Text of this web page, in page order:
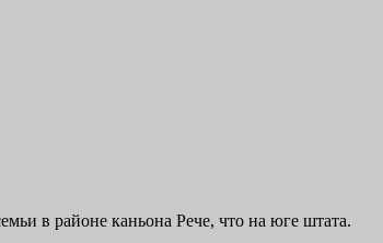
в районе каньона Рече, что на юге штата.